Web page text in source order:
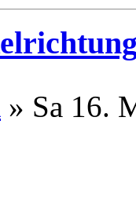
» Sa 16.